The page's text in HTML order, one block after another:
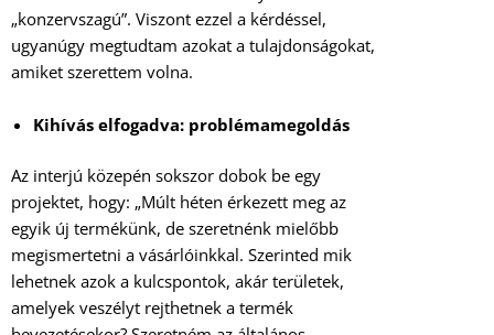
„konzervszagú”. Viszont ezzel a kérdéssel,
ugyanúgy megtudtam azokat a tulajdonságokat,
amiket szerettem volna.
Kihívás elfogadva: problémamegoldás
Az interjú közepén sokszor dobok be egy
projektet, hogy: „Múlt héten érkezett meg az
egyik új termékünk, de szeretnénk mielőbb
megismertetni a vásárlóinkkal. Szerinted mik
lehetnek azok a kulcspontok, akár területek,
amelyek veszélyt rejthetnek a termék